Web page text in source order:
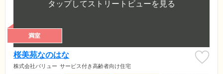
満室
桜美苑なのはな
株式会社バリュー サービス付き高齢者向け住宅